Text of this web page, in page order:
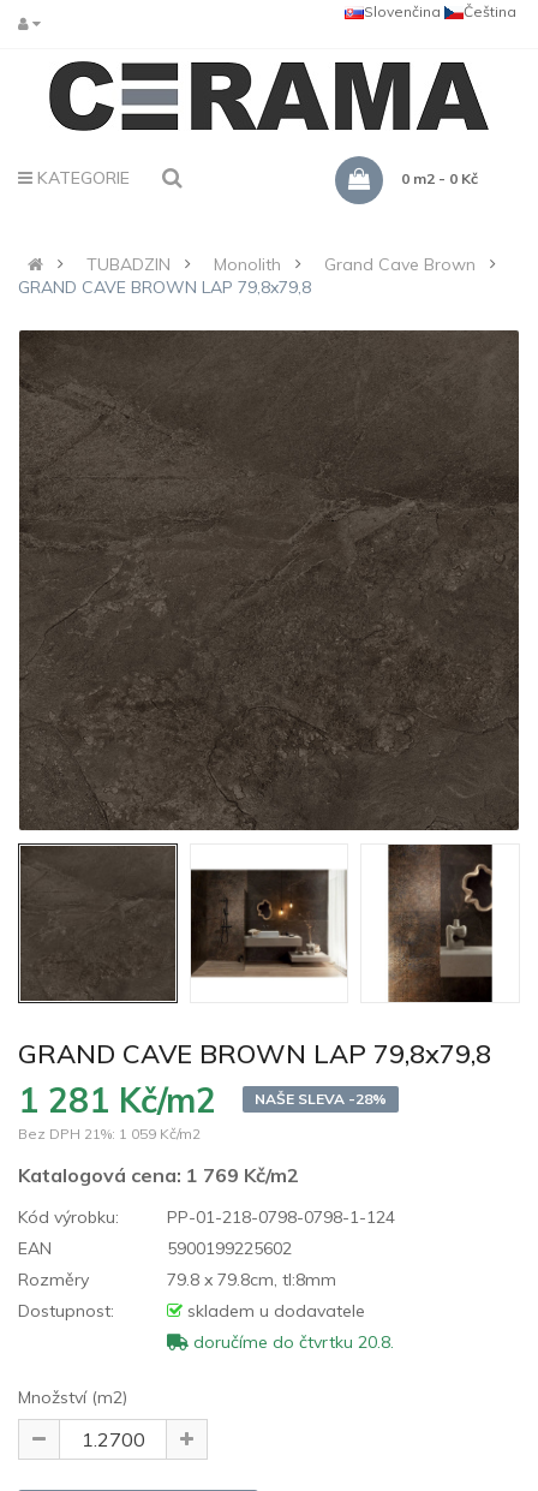
Čeština
Slovenčina
KATEGORIE 0 m2 - 0 Kč
TUBADZIN Monolith
Grand Cave Brown
GRAND CAVE BROWN LAP 79,8x79,8
GRAND CAVE BROWN LAP 79,8x79,8
1 281 Kč/m2
NAŠE SLEVA -28%
Bez DPH 21%: 1 059 Kč/m2
Katalogová cena: 1 769 Kč/m2
Kód výrobku:
PP-01-218-0798-0798-1-124
EAN
5900199225602
Rozměry
79.8 x 79.8cm, tl:8mm
Dostupnost:
skladem u dodavatele
doručíme do čtvrtku 20.8.
Množství (m2)